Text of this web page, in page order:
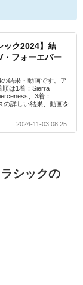
ック2024】結
・フォーエバー
結果・動画です。ア
順は1着：Sierra
、3着：
の詳しい結果、動画を
2024-11-03 08:25
シックの